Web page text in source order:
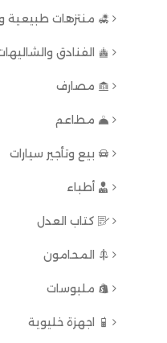
منتزهات طبيعية
الفنادق
مصارف
مطاعم
بيع وتأجير سيارات
أطباء
كتاب العدل
المحامون
ملبوسات
اجهزة خليوية